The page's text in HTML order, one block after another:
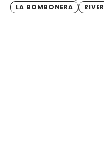
LA BOMBONERA
RIVER